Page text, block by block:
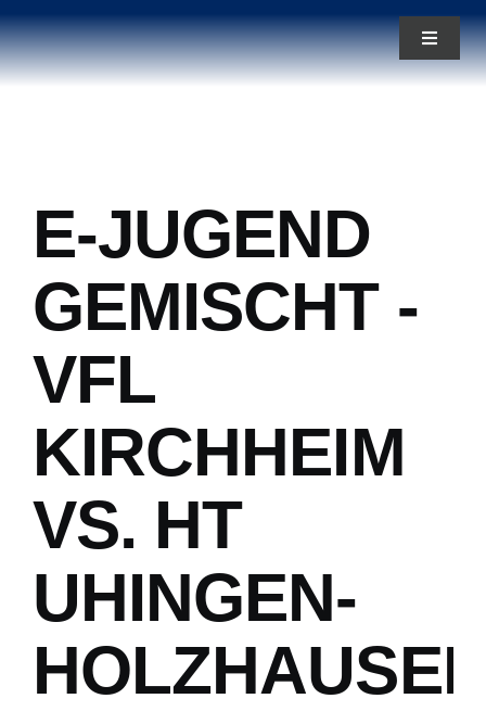
Zum
Inhalt
springen
Toggle
Teams
Über uns
E-JUGEND
GEMISCHT -
VFL
KIRCHHEIM
VS. HT
UHINGEN-